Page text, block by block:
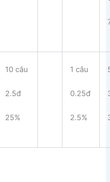
10 câu
2.5đ
25%
1 câu
0.25đ
2.5%